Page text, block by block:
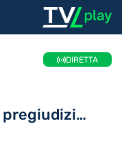
DIRETTA
pregiudizi…